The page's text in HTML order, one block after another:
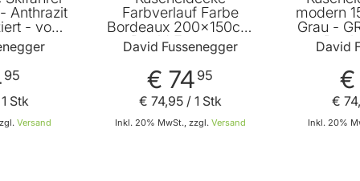
Anthrazit
- von
95
Versand
Stk
Farbverlauf Farbe
Bordeaux 200x150cm
von David Fussenegger
David Fussenegger
€ 74 95
Inkl. 20% MwSt., zzgl. Versand
€ 74,95/ 1 Stk
modern
Grau -
vonDavid
€
Inkl. 20%
€ 74,